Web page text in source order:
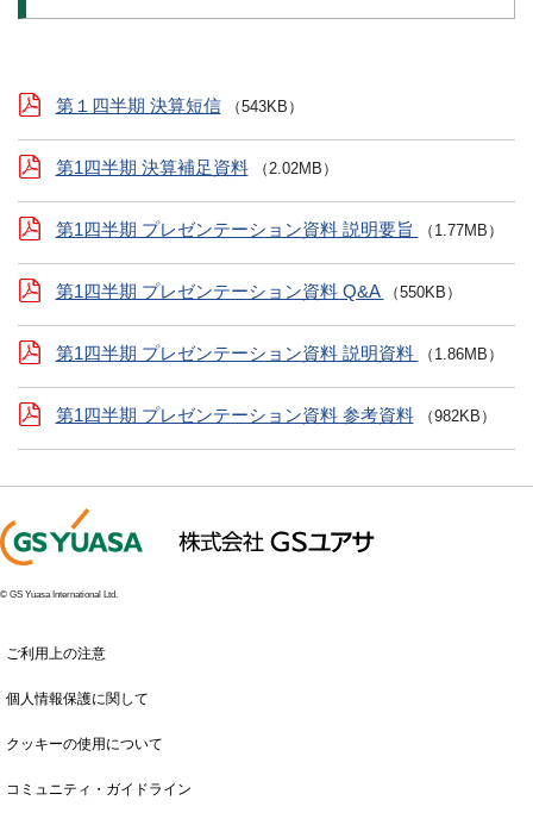
第１四半期 決算短信 （543KB）
第1四半期 決算補足資料 （2.02MB）
第1四半期 プレゼンテーション資料 説明要旨 （1.77MB）
第1四半期 プレゼンテーション資料 Q&A （550KB）
第1四半期 プレゼンテーション資料 説明資料 （1.86MB）
第1四半期 プレゼンテーション資料 参考資料 （982KB）
© GS Yuasa International Ltd.
ご利用上の注意
個人情報保護に関して
クッキーの使用について
コミュニティ・ガイドライン